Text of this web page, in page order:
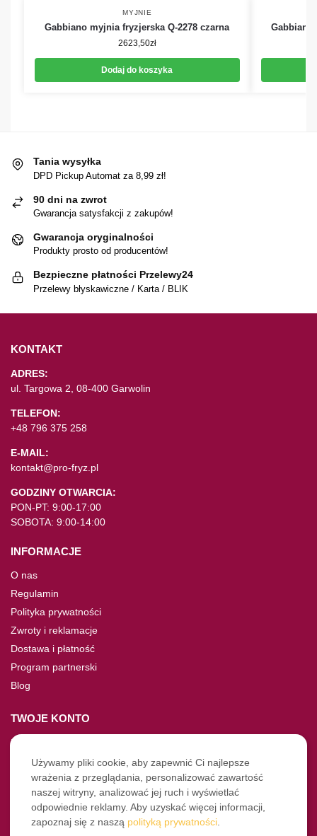
MYJNIE
Gabbiano myjnia fryzjerska Q-2278 czarna
2623,50zł
Dodaj do koszyka
Gabbiano
Tania wysyłka
DPD Pickup Automat za 8,99 zł!
90 dni na zwrot
Gwarancja satysfakcji z zakupów!
Gwarancja oryginalności
Produkty prosto od producentów!
Bezpieczne płatności Przelewy24
Przelewy błyskawiczne / Karta / BLIK
KONTAKT
ADRES:
ul. Targowa 2, 08-400 Garwolin
TELEFON:
+48 796 375 258
E-MAIL:
kontakt@pro-fryz.pl
GODZINY OTWARCIA:
PON-PT: 9:00-17:00
SOBOTA: 9:00-14:00
INFORMACJE
O nas
Regulamin
Polityka prywatności
Zwroty i reklamacje
Dostawa i płatność
Program partnerski
Blog
TWOJE KONTO
Moje konto
Nie pamiętasz hasła?
Twoje zamówienia
NASZE SOCIALE
Używamy pliki cookie, aby zapewnić Ci najlepsze
wrażenia z przeglądania, personalizować zawartość
naszej witryny, analizować jej ruch i wyświetlać
odpowiednie reklamy. Aby uzyskać więcej informacji,
zapoznaj się z naszą polityką prywatności